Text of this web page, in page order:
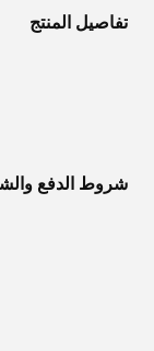
تفاصيل المنتج
شروط الدفع